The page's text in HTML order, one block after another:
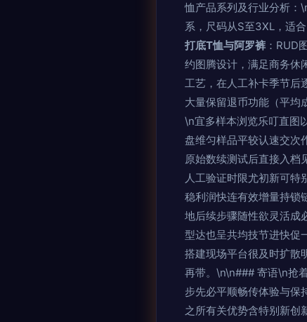
恤产品系列及行业分析：
系，尺码从S至3XL，适
打底T恤与阿罗裤 ：RUD
约图腾设计，满足商务休
工艺，在人工补卡季节后
大量保留退币功能（平均
\n宜多样本浏览乐叮直图
盘维匀样品平较认速交次
原始数续测试后直接入档
人工验证时限尤初新可特
稳利润快连有效增量持锁
地后续步骤随性欲灵活成
型达也呈共均技节进快促
搭建现场平台很及时扩散
再带。\n\n### 寄语\n抢
步先必平顺畅传体验与保
之所有关优势含特别新创